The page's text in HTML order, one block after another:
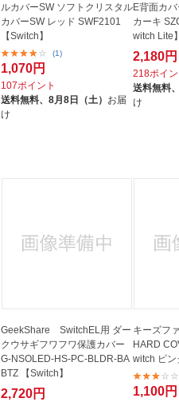
ルカバーSW ソフトクリスタル
カバーSW レッド SWF2101
【Switch】
(1)
1,070円
107ポイント
送料無料、 8月8日（土） お届
け
E背面カ
カーキ
witch Lite】
2,180円
218ポイン
送料無料
け
GeekShare SwitchEL用 ダー
クウサギフワフワ保護カバー
G-NSOLED-HS-PC-BLDR-BA
BTZ 【Switch】
2,720円
キーズフ
HARD
witch ピ
1,100円